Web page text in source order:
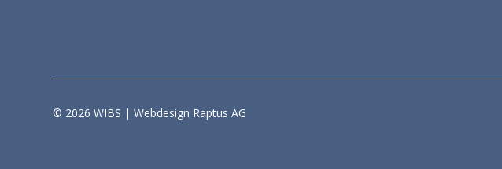
© 2026 WIBS | Webdesign Raptus AG